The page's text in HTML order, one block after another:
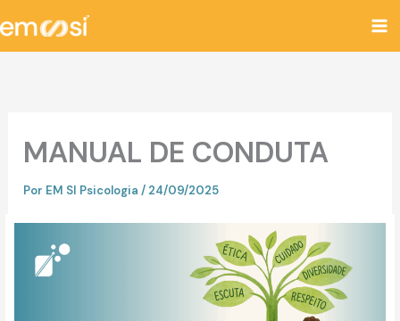
para
MANUAL DE CONDUTA
Por EM SI Psicologia/ 24/09/2025